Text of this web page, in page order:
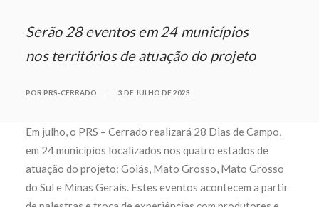
Serão 28 eventos em 24 municípios
nos territórios de atuação do projeto
POR PRS-CERRADO | 3 DE JULHO DE 2023
Em julho, o PRS – Cerrado realizará 28 Dias de Campo,
em 24 municípios localizados nos quatro estados de
atuação do projeto: Goiás, Mato Grosso, Mato Grosso
do Sul e Minas Gerais. Estes eventos acontecem a partir